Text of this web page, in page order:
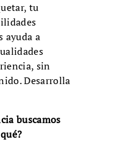
tu
ayuda a
sin
Desarrolla
buscamos